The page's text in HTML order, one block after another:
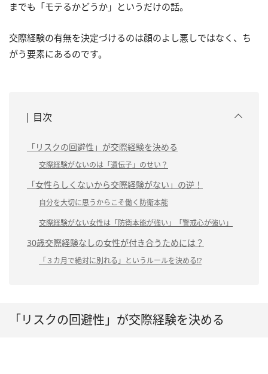
までも「モテるかどうか」というだけの話。
交際経験の有無を決定づけるのは顔のよし悪しではなく、ち
がう要素にあるのです。
目次
「リスクの回避性」が交際経験を決める
交際経験がないのは「遺伝子」のせい？
「女性らしくないから交際経験がない」の逆！
自分を大切に思うからこそ働く防衛本能
交際経験がない女性は「防衛本能が強い」「警戒心が強い」
30歳交際経験なしの女性が付き合うためには？
「３カ月で絶対に別れる」というルールを決める!?
「リスクの回避性」が交際経験を決める